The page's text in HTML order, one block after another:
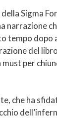
Sigma
narrazione
tempo
del
per
che ha